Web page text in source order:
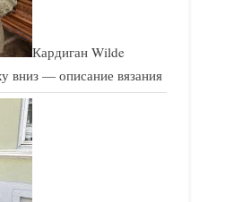
Кардиган Wilde
вниз — описание вязания